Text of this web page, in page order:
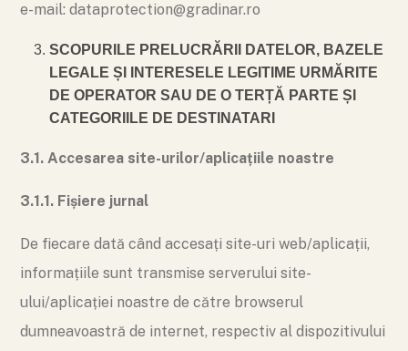
e-mail: dataprotection@gradinar.ro
SCOPURILE PRELUCRĂRII DATELOR, BAZELE
LEGALE ȘI INTERESELE LEGITIME URMĂRITE
DE OPERATOR SAU DE O TERȚĂ PARTE ȘI
CATEGORIILE DE DESTINATARI
3.1. Accesarea site-urilor/aplicațiile noastre
3.1.1. Fișiere jurnal
De fiecare dată când accesați site-uri web/aplicații,
informațiile sunt transmise serverului site-
ului/aplicației noastre de către browserul
dumneavoastră de internet, respectiv al dispozitivului